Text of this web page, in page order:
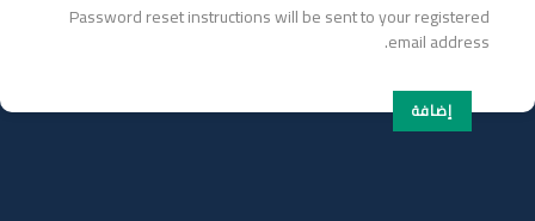
Password reset instructions will be sent to your registered
email address.